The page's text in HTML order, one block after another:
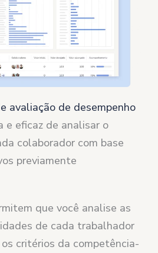
avaliação de desempenho
e eficaz de analisar o
colaborador com base
previamente
que você analise as
de cada trabalhador
critérios da competência-